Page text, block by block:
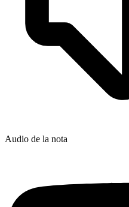
Audio de la nota